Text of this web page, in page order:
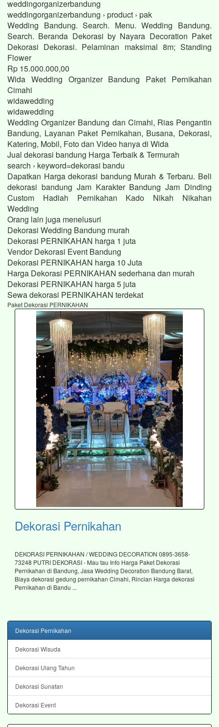
weddingorganizerbandung
weddingorganizerbandung › product › pak
Wedding Bandung. Search. Menu. Wedding Bandung.
Search. Beranda Dekorasi by Nayara Decoration Paket
Dekorasi Dekorasi. Pelaminan maksimal 8m; Standing
Flower
Rp 15.000.000,00
Wida Wedding Organizer Bandung Paket Pernikahan
Cimahi
widawedding
widawedding
Wedding Organizer Bandung dan Cimahi, Rias Pengantin
Bandung, Layanan Paket Pernikahan, Busana, Dekorasi,
Katering, Mobil, Foto dan Video hanya di Wida
Jual dekorasi bandung Harga Terbaik & Termurah
search › keyword=dekorasi bandu
Dapatkan Harga dekorasi bandung Murah & Terbaru. Beli
dekorasi bandung Jam Karakter Bandung Jam Dinding
Custom Hadiah Pernikahan Kado Nikah Nikahan
Wedding
Orang lain juga menelusuri
Dekorasi Wedding Bandung murah
Dekorasi PERNIKAHAN harga 1 juta
Vendor Dekorasi Event Bandung
Dekorasi PERNIKAHAN harga 10 Juta
Harga Dekorasi PERNIKAHAN sederhana dan murah
Dekorasi PERNIKAHAN harga 5 juta
Sewa dekorasi PERNIKAHAN terdekat
Paket Dekorasi PERNIKAHAN
Dekorasi Pernikahan
DEKORASI PERNIKAHAN / WEDDING DECORATION 0895-3658-
73248 PUTRI DEKORASI - Mau tau Info Harga Paket Dekorasi
Pernikahan di Bandung, Jasa Wedding Decoration Bandung Barat,
Biaya dekorasi gedung pernikahan Cimahi, Rincian Harga dekorasi
Pernikahan di Bandu ...
Dekorasi Pernikahan
Dekorasi Wisuda
Dekorasi Ulang Tahun
Dekorasi Sunatan
Dekorasi Event